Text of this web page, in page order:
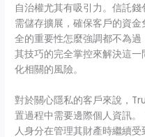
自治權尤其有吸引力。信託
需儲存擴展，確保客戶的資
全的重要性怎麼強調都不為
其技巧的完全掌控來解決這
化相關的風險。
對於關心隱私的客戶來說，
置過程中需要邊際個人資訊
人身分在管理其財產時繼續